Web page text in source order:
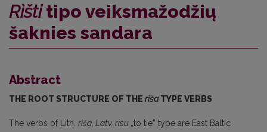
Rìštitipo veiksmažodžių
šaknies sandara
Abstract
THE ROOT STRUCTURE OF THE rišaTYPE VERBS
The verbs of Lith. riša, Latv. risu „to tie” type are East Baltic